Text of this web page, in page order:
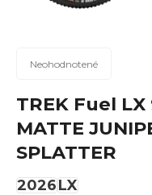
Priemerné
produktu
je
0,0
z
hviezdičiek.
Neohodnotené
TREK Fuel LX
MATTE
SPLATTER
2026LX
ť
?